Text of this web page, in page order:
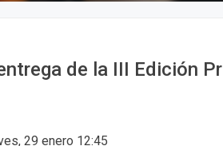
de la III Edición
29 enero 12:45